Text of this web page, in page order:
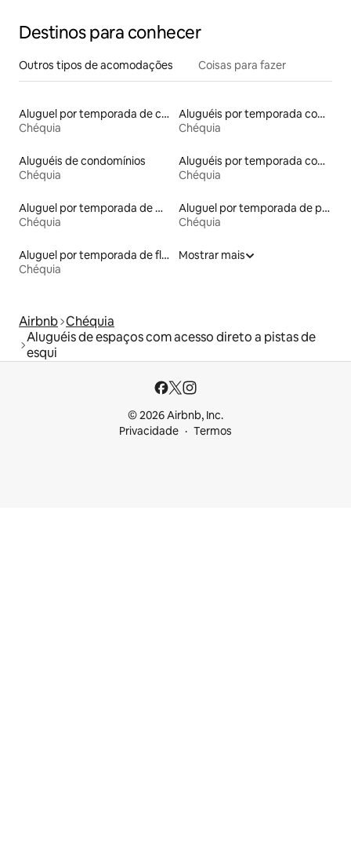
Destinos para conhecer
Outros tipos de acomodações Coisas para fazer
Aluguel por temporada de casas arredondadas
Chéquia
Aluguéis por temporada com acesso à praia
Chéquia
Aluguéis de condomínios
Chéquia
Aluguéis por temporada com cama de altura acessível
Chéquia
Aluguel por temporada de microcasas
Chéquia
Aluguel por temporada de pensões coreanas
Chéquia
Aluguel por temporada de flats
Chéquia
Mostrar mais
Airbnb Chéquia
Aluguéis de espaços com acesso direto a pistas de
esqui
© 2026 Airbnb, Inc.
Privacidade
Termos